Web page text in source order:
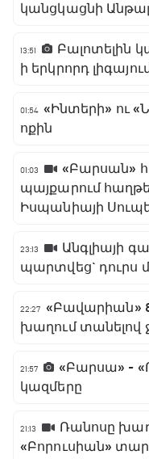
կանցկացնի
13:51
Բալոտելին
ի երկրորդ
01:54 «Ինտերի» ու
ոքին
01:03
«Բարսան»
պայքարում
Իսպանիայի
23:13
Անգլիայի
պարտվեց` դուրս
22:27 «Բավարիան»
խաղում
21:57
«Բարսա» -
կազմերը
21:13
Ռանոսը
«Բորուսիան»